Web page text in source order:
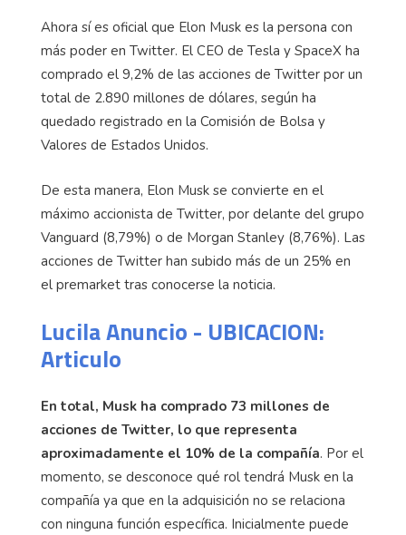
Ahora sí es oficial que Elon Musk es la persona con
más poder en Twitter. El CEO de Tesla y SpaceX ha
comprado el 9,2% de las acciones de Twitter por un
total de 2.890 millones de dólares, según ha
quedado registrado en la Comisión de Bolsa y
Valores de Estados Unidos.
De esta manera, Elon Musk se convierte en el
máximo accionista de Twitter, por delante del grupo
Vanguard (8,79%) o de Morgan Stanley (8,76%). Las
acciones de Twitter han subido más de un 25% en
el premarket tras conocerse la noticia.
Lucila Anuncio - UBICACION:
Articulo
En total, Musk ha comprado 73 millones de
acciones de Twitter, lo que representa
aproximadamente el 10% de la compañía. Por el
momento, se desconoce qué rol tendrá Musk en la
compañía ya que en la adquisición no se relaciona
con ninguna función específica. Inicialmente puede